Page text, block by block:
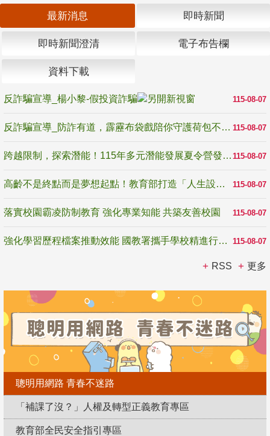
最新消息 即時新聞
即時新聞澄清 電子布告欄
資料下載
115-08-07
反詐騙宣導_楊小黎-假投資詐騙
115-08-07
反詐騙宣導_防詐有道，霹靂布袋戲陪你守護荷包不受騙
115-08-07
跨越限制，探索潛能！115年多元潛能發展夏令營發掘生命無限可能
115-08-07
高齡不是終點而是夢想起點！教育部打造「人生設計夢工場」 參展第3屆高齡健康產業博覽會
115-08-07
落實校園霸凌防制教育 強化專業知能 共築友善校園
115-08-07
強化學習歷程檔案推動效能 國教署攜手學校精進行政與教學支持
RSS 更多
聰明用網路 青春不迷路
「補課了沒？」人權及轉型正義教育專區
教育部全民安全指引專區